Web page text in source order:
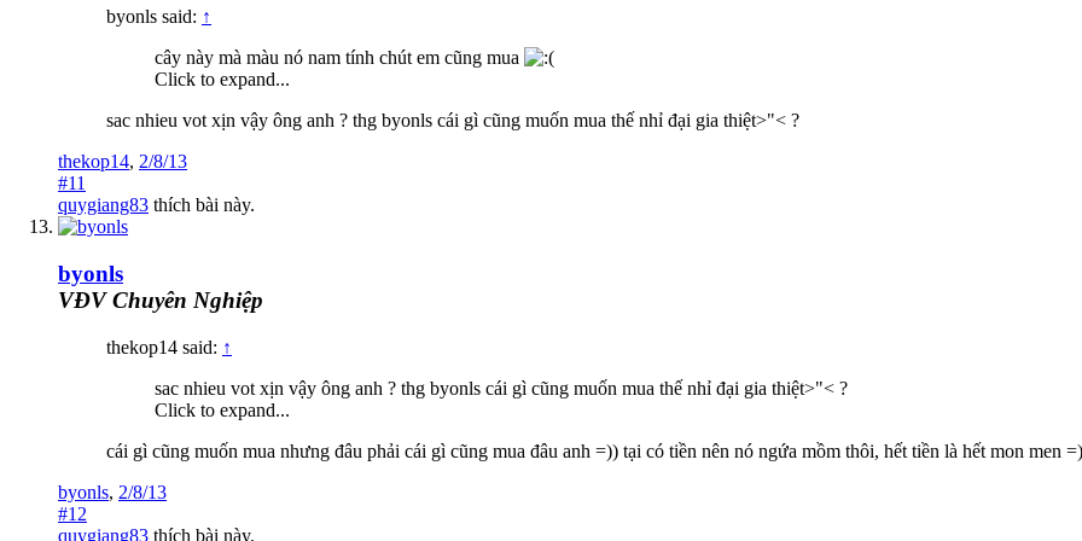
byonls said: ↑
cây này mà màu nó nam tính chút em cũng mua
Click to expand...
sac nhieu vot xịn vậy ông anh ? thg byonls cái gì cũng muốn mua thế nhỉ đại gia thiệt>"< ?
thekop14, 2/8/13
#11
quygiang83 thích bài này.
byonls
VĐV Chuyên Nghiệp
thekop14 said: ↑
sac nhieu vot xịn vậy ông anh ? thg byonls cái gì cũng muốn mua thế nhỉ đại gia thiệt>"< ?
Click to expand...
cái gì cũng muốn mua nhưng đâu phải cái gì cũng mua đâu anh =)) tại có tiền nên nó ngứa mồm thôi, hết tiền là hết mon men
byonls, 2/8/13
#12
quygiang83 thích bài này.